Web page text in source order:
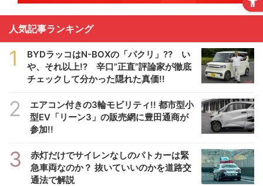
人気記事ランキング
1
BYDラッコはN-BOXの「パクリ」?? い
や、それ以上!? 辛口”正直”評論家が徹底
チェックして分かった隠れた真価!!
2
エアコン付きの3輪モビリティ!! 都市型小
型EV「リーン3」の販売網に豊田通商が
参加!!
3
赤灯だけでサイレンなしのパトカーは緊
急車両なのか？ 抜いていいのかを道路交
通法で解説